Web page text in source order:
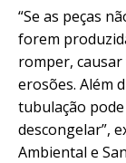
“Se as peças
forem
romper,
erosões. Além
tubulação
descongelar”,
Ambiental e